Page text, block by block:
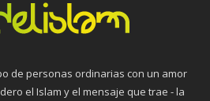
de personas ordinarias con un amor
el Islam y el mensaje que trae - la